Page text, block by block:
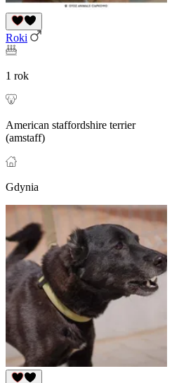
Roki
1 rok
American staffordshire terrier
(amstaff)
Gdynia